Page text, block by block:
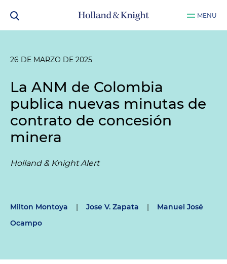
MENU
26 DE MARZO DE 2025
La ANM de Colombia
publica nuevas minutas de
contrato de concesión
minera
Holland & Knight Alert
Milton Montoya | Jose V. Zapata |
Manuel José
Ocampo